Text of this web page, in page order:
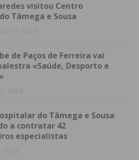
visitou Centro
Tâmega e Sousa
2023
de Paços de Ferreira vai
«Saúde, Desporto e
2022
do Tâmega e Sousa
a contratar 42
especialistas
2022